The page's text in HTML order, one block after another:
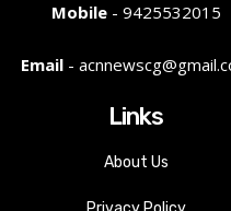
Mobile- 9425532015
Email-
Links
About Us